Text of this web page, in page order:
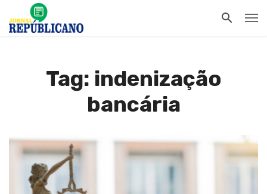
Tag: indenização
bancária